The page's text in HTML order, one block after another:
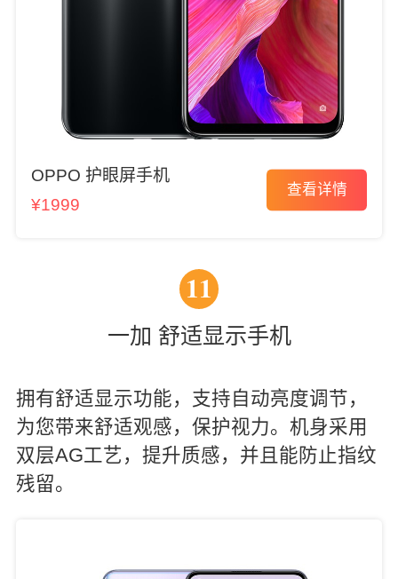
OPPO 护眼屏手机
¥1999
查看详情
11
一加 舒适显示手机
拥有舒适显示功能，支持自动亮度调节，
为您带来舒适观感，保护视力。机身采用
双层AG工艺，提升质感，并且能防止指纹
残留。